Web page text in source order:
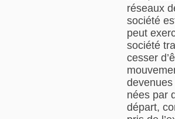
réseaux
société
peut
société
cesser
nées par
départ,